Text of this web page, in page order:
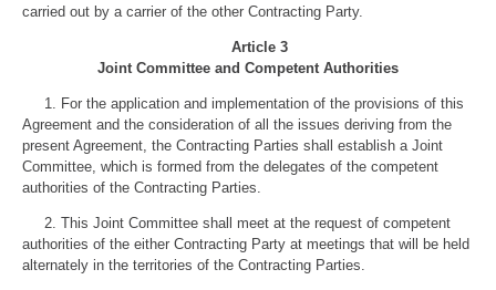
carried out by a carrier of the other Contracting Party.
Article 3
Joint Committee and Competent Authorities
1. For the application and implementation of the provisions of this
Agreement and the consideration of all the issues deriving from the
present Agreement, the Contracting Parties shall establish a Joint
Committee, which is formed from the delegates of the competent
authorities of the Contracting Parties.
2. This Joint Committee shall meet at the request of competent
authorities of the either Contracting Party at meetings that will be held
alternately in the territories of the Contracting Parties.